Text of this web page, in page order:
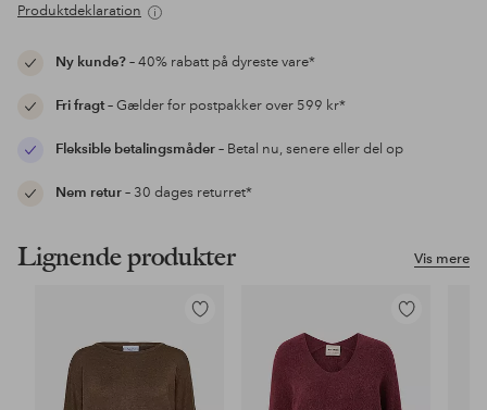
Produktdeklaration
Ny kunde?– 40% rabatt på dyreste vare*
Fri fragt– Gælder for postpakker over 599 kr*
Fleksible betalingsmåder– Betal nu, senere eller del op
Nem retur– 30 dages returret*
Vis mere
Lignende produkter
Tilføj
favoritter
Tilføj
favoritter